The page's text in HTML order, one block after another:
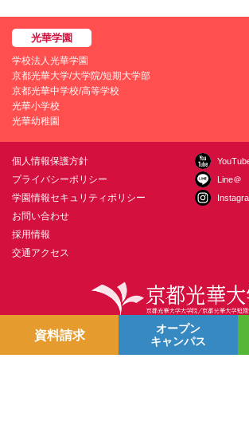
学校法人光華学園
京都光華大学/大学院/短期大学部
京都光華中学校/高等学校
光華小学校
光華幼稚園
個人情報保護方針
プライバシーポリシー
学園情報セキュリティポリシー
お問い合わせ
採用情報
交通アクセス
Line＠
〒615-0882 京都市右京区西京極葛野町38
資料請求
オープン
キャンパス